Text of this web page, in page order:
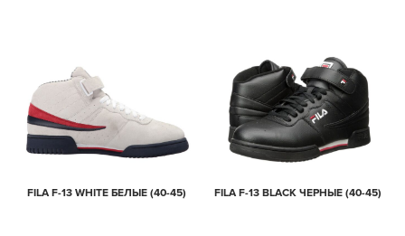
FILA F-13 WHITE БЕЛЫЕ (40-45) FILA F-13 BLACK ЧЕРНЫЕ (40-45)